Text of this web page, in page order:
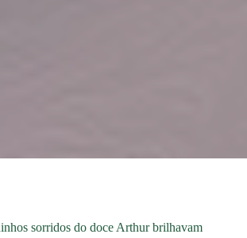
sorridos do doce Arthur brilhavam